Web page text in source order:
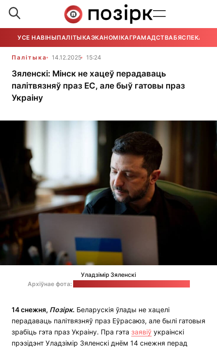
УСЕ НАВІНЫПАЛІТЫКАЭКАНОМІКАГРАМАДСТВАБЯСПЕКА
Палітыка 14.12.2025 15:24
Зяленскі: Мінск не хацеў перадаваць
палітвязняў праз ЕС, але быў гатовы праз
Украіну
Уладзімір Зяленскі
Архіўнае фота:
14 снежня, Позірк. Беларускія ўлады не хацелі
перадаваць палітвязняў праз Еўрасаюз, але былі гатовыя
зрабіць гэта праз Украіну. Пра гэта заявіў украінскі
прэзідэнт Уладзімір Зяленскі днём 14 снежня перад